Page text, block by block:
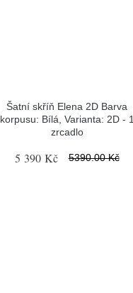
Šatní skříň Elena 2D Barva
korpusu: Bílá, Varianta: 2D - 1
zrcadlo
5 390 Kč 5390.00 Kč